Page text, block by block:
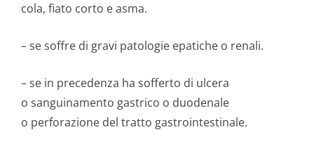
cola, fiato corto e asma.
– se soffre di gravi patologie epatiche o renali.
– se in precedenza ha sofferto di ulcera
o sanguinamento gastrico o duodenale
o perforazione del tratto gastrointestinale.